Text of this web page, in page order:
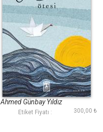
Üç Deniz Ötesi
Ahmed Günbay Yıldız
Etiket Fiyatı : 300,00 ₺